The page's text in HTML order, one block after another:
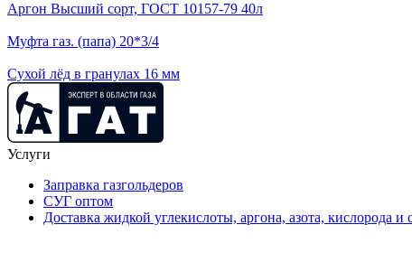
Аргон Высший сорт, ГОСТ 10157-79 40л
Муфта газ. (папа) 20*3/4
Сухой лёд в гранулах 16 мм
Услуги
Заправка газгольдеров
СУГ оптом
Доставка жидкой углекислоты, аргона, азота, кислорода и